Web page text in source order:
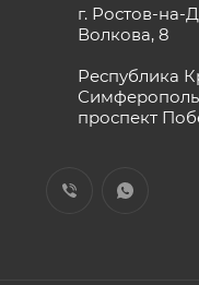
г. Ростов-на-
Волкова, 8
Республика
проспект